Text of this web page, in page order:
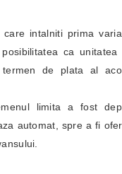
intalniti prima
ca
termen de plata al
limita a fost
automat, spre a fi